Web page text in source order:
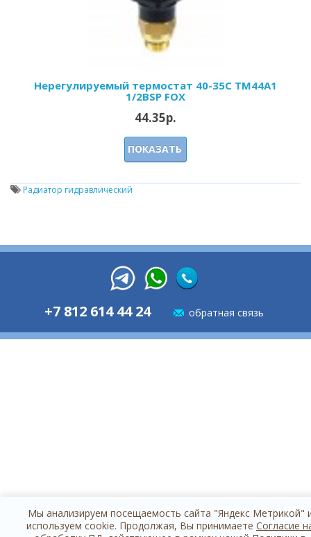
Нерегулируемый термостат 40-35С ТМ44А1
1/2BSP FOX
44.35р.
ПОКАЗАТЬ
Радиатор гидравлический
+7 812 614 44 24 обратная связь
Мы анализируем посещаемость сайта "Яндекс Метрикой"
используем cookie. Продолжая, Вы принимаете Согласие